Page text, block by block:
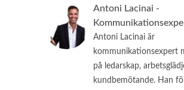
Antoni Lacinai -
Antoni Lacinai är
kommunikationsexpert
på ledarskap,
kundbemötande. Han